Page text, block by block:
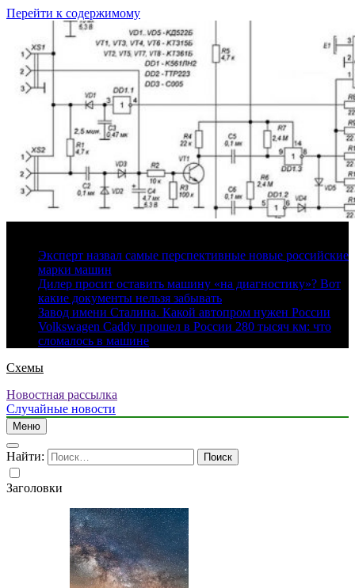
Перейти к содержимому
Эксперт назвал самые перспективные новые российские
марки машин
Дилер просит оставить машину «на диагностику»? Вот
какие документы нельзя забывать
Завод имени Сталина. Какой автопром нужен России
Volkswagen Caddy прошел в России 280 тысяч км: что
сломалось в машине
Схемы
Новостная рассылка
Случайные новости
Меню
Найти:
Заголовки